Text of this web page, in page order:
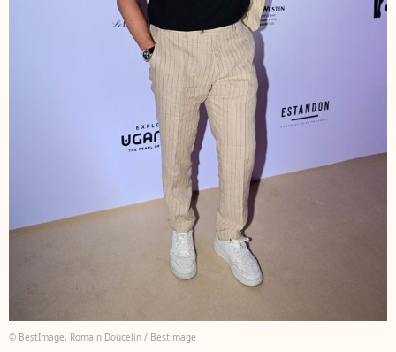
© BestImage, Romain Doucelin / Bestimage